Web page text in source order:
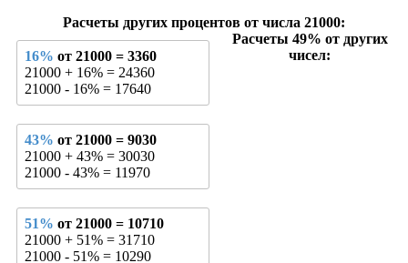
Расчеты других процентов от числа 21000:
16% от 21000 = 3360
21000 + 16% = 24360
21000 - 16% = 17640
43% от 21000 = 9030
21000 + 43% = 30030
21000 - 43% = 11970
51% от 21000 = 10710
21000 + 51% = 31710
21000 - 51% = 10290
Расчеты 49% от других
чисел: